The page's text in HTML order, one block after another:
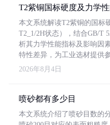
T2紫铜国标硬度及力学
本文系统解读T2紫铜的国标
T2_1/2H状态），结合GB/T
析其力学性能指标及影响因
特性差异，为工业选材提供参
2026年8月4日
喷砂都有多少目
本文系统介绍了喷砂目数的